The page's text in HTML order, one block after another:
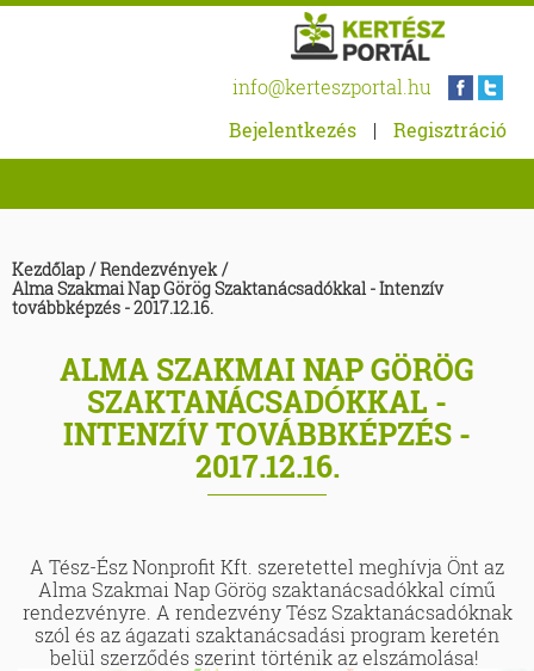
info@kerteszportal.hu
Bejelentkezés
| Regisztráció
Kezdőlap / Rendezvények /
Alma Szakmai Nap Görög Szaktanácsadókkal - Intenzív
továbbképzés - 2017.12.16.
ALMA SZAKMAI NAP GÖRÖG
SZAKTANÁCSADÓKKAL -
INTENZÍV TOVÁBBKÉPZÉS -
2017.12.16.
A Tész-Ész Nonprofit Kft. szeretettel meghívja Önt az
Alma Szakmai Nap Görög szaktanácsadókkal című
rendezvényre. A rendezvény Tész Szaktanácsadóknak
szól és az ágazati szaktanácsadási program keretén
belül szerződés szerint történik az elszámolása!